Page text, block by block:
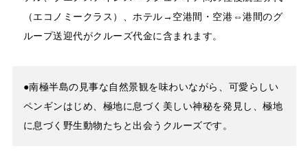
（エコノミークラス）、ホテル→空港間・空港⇔港間のグ
ループ送迎代がクルーズ代金に含まれます。
●南極半島の見事な自然景観を味わいながら、可愛らしい
ペンギンはじめ、極地に息づく美しい神秘を発見し、極地
に息づく野生動物たちと出会うクルーズです。